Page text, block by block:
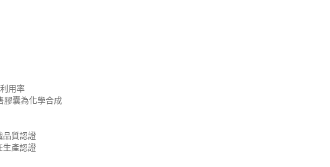
用率
膠囊為化學合成
品質認證
生產認證